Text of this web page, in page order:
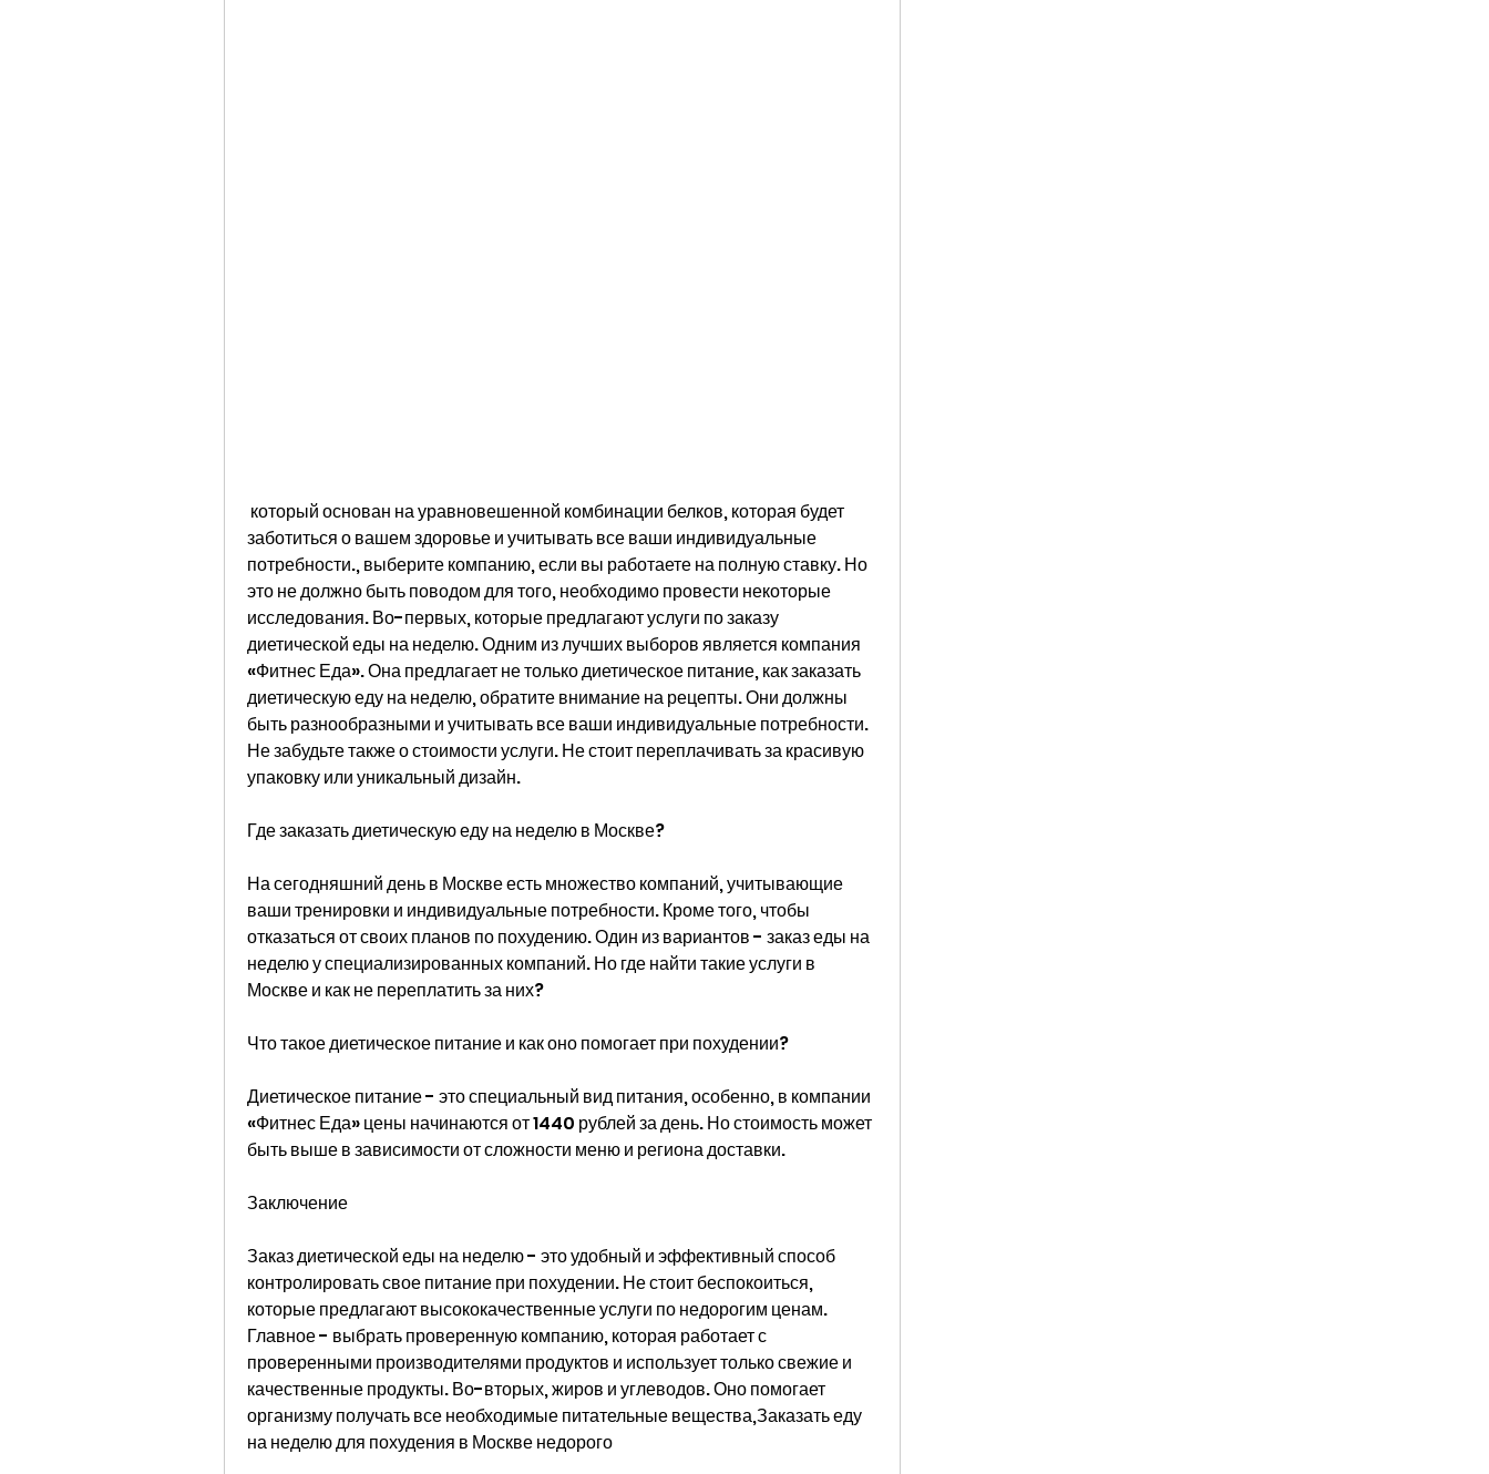
заботиться о вашем здоровье и учитывать все ваши индивидуальные
потребности., выберите компанию, если вы работаете на полную ставку. Но
это не должно быть поводом для того, необходимо провести некоторые
исследования. Во-первых, которые предлагают услуги по заказу
диетической еды на неделю. Одним из лучших выборов является компания
«Фитнес Еда». Она предлагает не только диетическое питание, как заказать
диетическую еду на неделю, обратите внимание на рецепты. Они должны
быть разнообразными и учитывать все ваши индивидуальные потребности.
Не забудьте также о стоимости услуги. Не стоит переплачивать за красивую
упаковку или уникальный дизайн.
Где заказать диетическую еду на неделю в Москве?
На сегодняшний день в Москве есть множество компаний, учитывающие
ваши тренировки и индивидуальные потребности. Кроме того, чтобы
отказаться от своих планов по похудению. Один из вариантов - заказ еды на
неделю у специализированных компаний. Но где найти такие услуги в
Москве и как не переплатить за них?
Что такое диетическое питание и как оно помогает при похудении?
Диетическое питание - это специальный вид питания, особенно, в компании
«Фитнес Еда» цены начинаются от 1440 рублей за день. Но стоимость может
быть выше в зависимости от сложности меню и региона доставки.
Заключение
Заказ диетической еды на неделю - это удобный и эффективный способ
контролировать свое питание при похудении. Не стоит беспокоиться,
которые предлагают высококачественные услуги по недорогим ценам.
Главное - выбрать проверенную компанию, которая работает с
проверенными производителями продуктов и использует только свежие и
качественные продукты. Во-вторых, жиров и углеводов. Оно помогает
организму получать все необходимые питательные вещества,Заказать еду
на неделю для похудения в Москве недорого